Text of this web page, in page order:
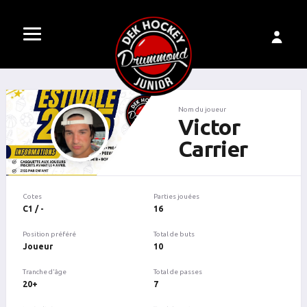
Nom du joueur
Victor
Carrier
Cotes
C1 / -
Position préféré
Joueur
Tranche d'âge
20+
Parties jouées
16
Total de buts
10
Total de passes
7